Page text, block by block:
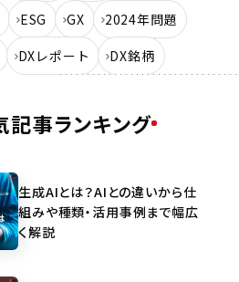
ESG GX
2024年問題
DXレポート DX銘柄
記事ランキング
生成AIとは？AIとの違いから仕
組みや種類・活用事例まで幅広
く解説